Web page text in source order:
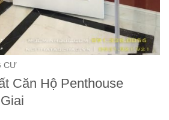
CƯ
Căn Hộ Penthouse